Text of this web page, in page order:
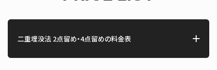
二重埋没法 2点留め・4点留めの料金表